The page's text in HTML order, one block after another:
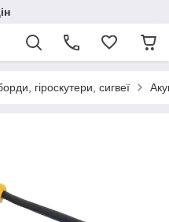
гіроскутери, сигвеї